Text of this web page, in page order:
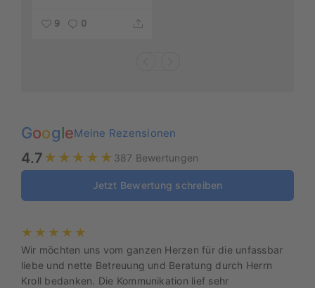
9 0
GoogleMeine Rezensionen
4.7★★★★★ 387 Bewertungen
Jetzt Bewertung schreiben
★★★★★
Wir möchten uns vom ganzen Herzen für die unfassbar
liebe und nette Betreuung und Beratung durch Herrn
Kroll bedanken. Die Kommunikation lief sehr